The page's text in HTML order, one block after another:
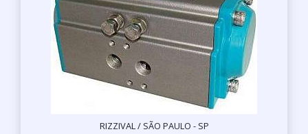
RIZZIVAL / SÃO PAULO - SP